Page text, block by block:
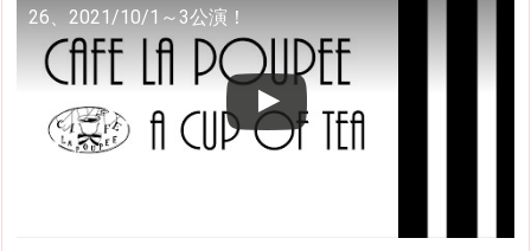
26、2021/10/1～3公演！